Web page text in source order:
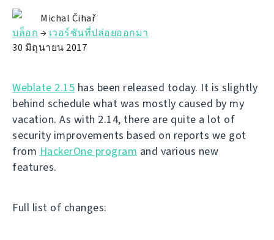
Michal Čihař
บล็อก → เวอร์ชันที่ปล่อยออกมา
30 มิถุนายน 2017
Weblate 2.15 has been released today. It is slightly
behind schedule what was mostly caused by my
vacation. As with 2.14, there are quite a lot of
security improvements based on reports we got
from HackerOne program and various new
features.
Full list of changes: